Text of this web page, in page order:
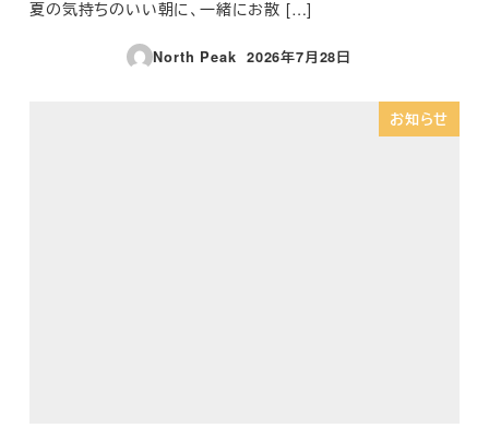
夏の気持ちのいい朝に、一緒にお散 […]
North Peak
投稿日
2026年7月28日
お知らせ